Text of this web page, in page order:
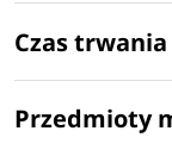
Czas trwania
Przedmioty